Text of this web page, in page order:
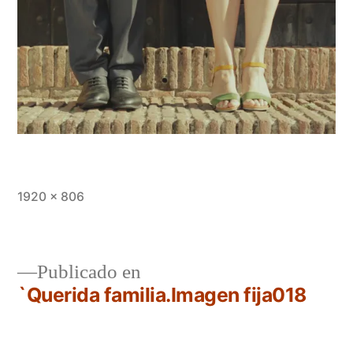
Saltar
contenido
Tamaño
1920 × 806
Navegación
de
Publicado en
`Querida familia.Imagen fija018